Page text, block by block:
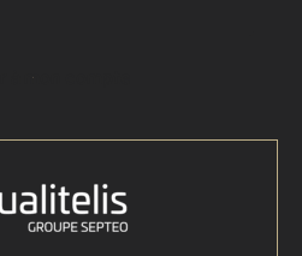
à mon compte